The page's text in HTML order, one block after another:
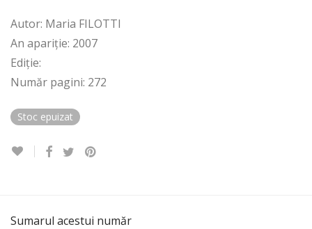
Autor: Maria FILOTTI
An apariție: 2007
Ediție:
Număr pagini: 272
Stoc epuizat
Sumarul acestui număr